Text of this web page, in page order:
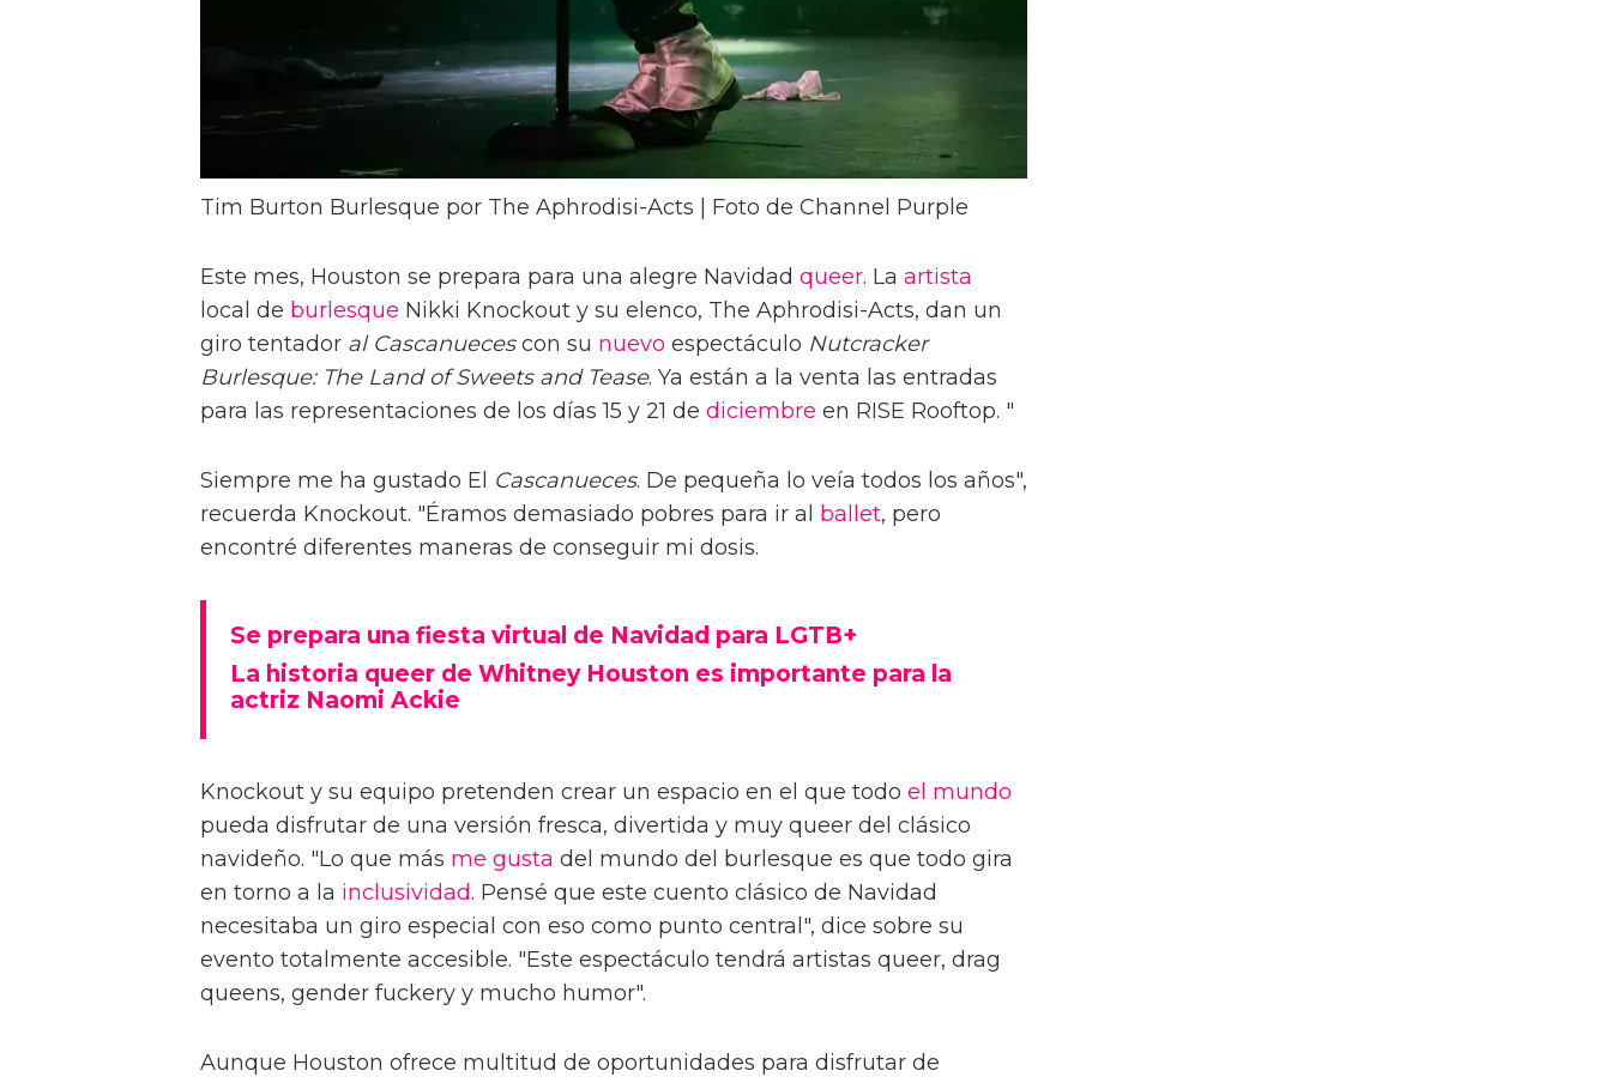
Tim Burton Burlesque por The Aphrodisi-Acts | Foto de Channel Purple
Este mes, Houston se prepara para una alegre Navidad queer. La artista
local de burlesque Nikki Knockout y su elenco, The Aphrodisi-Acts, dan un
giro tentador al Cascanuecescon su nuevo espectáculo Nutcracker
Burlesque: The Land of Sweets and Tease. Ya están a la venta las entradas
para las representaciones de los días 15 y 21 de diciembre en RISE Rooftop. "
Siempre me ha gustado El Cascanueces. De pequeña lo veía todos los años",
recuerda Knockout. "Éramos demasiado pobres para ir al ballet, pero
encontré diferentes maneras de conseguir mi dosis.
Se prepara una fiesta virtual de Navidad para LGTB+
La historia queer de Whitney Houston es importante para la
actriz Naomi Ackie
Knockout y su equipo pretenden crear un espacio en el que todo el mundo
pueda disfrutar de una versión fresca, divertida y muy queer del clásico
navideño. "Lo que más me gusta del mundo del burlesque es que todo gira
en torno a la inclusividad. Pensé que este cuento clásico de Navidad
necesitaba un giro especial con eso como punto central", dice sobre su
evento totalmente accesible. "Este espectáculo tendrá artistas queer, drag
queens, gender fuckery y mucho humor".
Aunque Houston ofrece multitud de oportunidades para disfrutar de